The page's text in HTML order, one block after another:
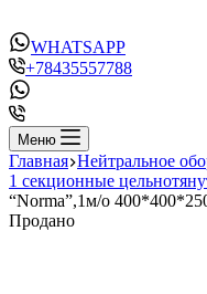
WHATSAPP
+78435557788
Меню
Главная Нейтральное
1 секционные
“Norma”,1м/о
Продано